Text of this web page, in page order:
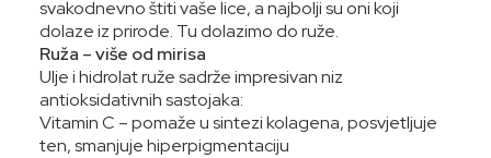
svakodnevno štiti vaše lice, a najbolji su oni koji
dolaze iz prirode. Tu dolazimo do ruže.
Ruža – više od mirisa
Ulje i hidrolat ruže sadrže impresivan niz
antioksidativnih sastojaka:
Vitamin C – pomaže u sintezi kolagena, posvjetljuje
ten, smanjuje hiperpigmentaciju